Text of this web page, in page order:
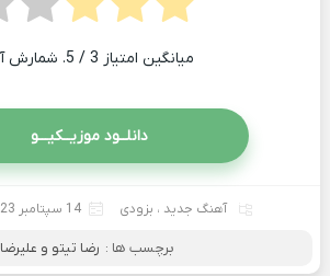
میانگین امتیاز 3 / 5. شمارش آرا:
دانلــود موزیــکیـــو
آهنگ جدید ، بزودی 14 سپتامبر 2023
برچسب ها : رضا تیتو و علیرضا